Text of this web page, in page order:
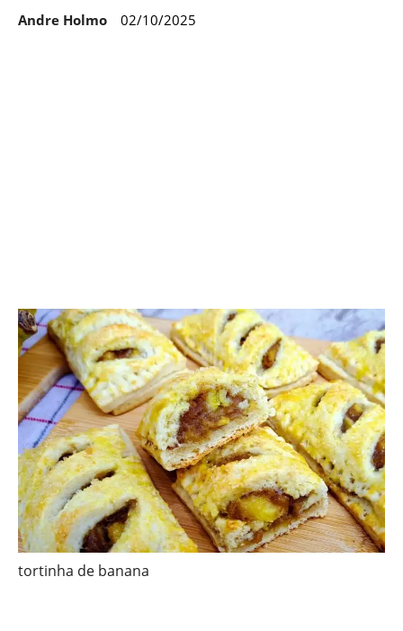
Andre Holmo 02/10/2025
tortinha de banana